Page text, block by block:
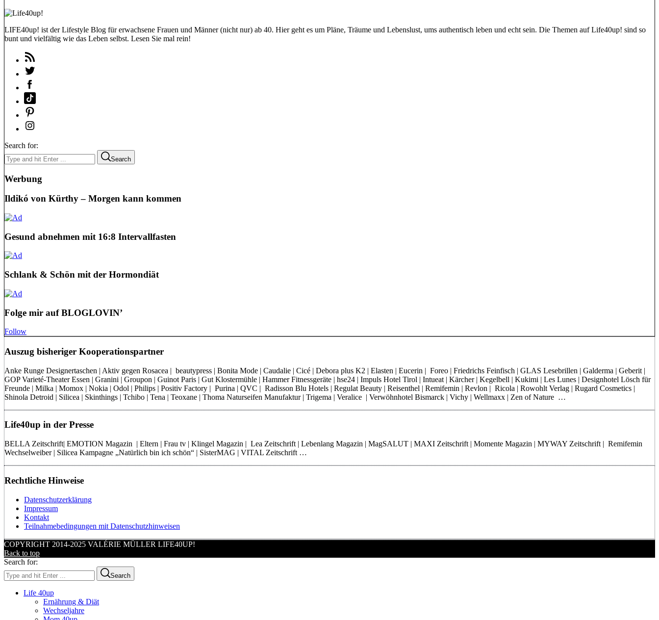
LIFE40up! ist der Lifestyle Blog für erwachsene Frauen und Männer (nicht nur) ab 40. Hier geht es um Pläne, Träume und Lebenslust, ums authentisch leben und echt sein. Die Themen auf Life40up! sind so
bunt und vielfältig wie das Leben selbst. Lesen Sie mal rein!
Search for:
Search
Werbung
Ildikó von Kürthy – Morgen kann kommen
Gesund abnehmen mit 16:8 Intervallfasten
Schlank & Schön mit der Hormondiät
Folge mir auf BLOGLOVIN’
Follow
Auszug bisheriger Kooperationspartner
Anke Runge Designertaschen | Aktiv gegen Rosacea | beautypress | Bonita Mode | Caudalie | Cicé | Debora plus K2 | Elasten | Eucerin | Foreo | Friedrichs Feinfisch | GLAS Lesebrillen | Galderma | Geberit |
GOP Varieté-Theater Essen | Granini | Groupon | Guinot Paris | Gut Klostermühle | Hammer Fitnessgeräte | hse24 | Impuls Hotel Tirol | Intueat | Kärcher | Kegelbell | Kukimi | Les Lunes | Designhotel Lösch für
Freunde | Milka | Momox | Nokia | Odol | Philips | Positiv Factory | Purina | QVC | Radisson Blu Hotels | Regulat Beauty | Reisenthel | Remifemin | Revlon | Ricola | Rowohlt Verlag | Rugard Cosmetics |
Shinola Detroid | Silicea | Skinthings | Tchibo | Tena | Teoxane | Thoma Naturseifen Manufaktur | Trigema | Veralice | Verwöhnhotel Bismarck | Vichy | Wellmaxx | Zen of Nature …
Life40up in der Presse
BELLA Zeitschrift| EMOTION Magazin | Eltern | Frau tv | Klingel Magazin | Lea Zeitschrift | Lebenlang Magazin | MagSALUT | MAXI Zeitschrift | Momente Magazin | MYWAY Zeitschrift | Remifemin
Wechselweiber | Silicea Kampagne „Natürlich bin ich schön“ | SisterMAG | VITAL Zeitschrift …
Rechtliche Hinweise
Datenschutzerklärung
Impressum
Kontakt
Teilnahmebedingungen mit Datenschutzhinweisen
COPYRIGHT 2014-2025 VALÉRIE MÜLLER LIFE40UP!
Back to top
Search for:
Search
Life 40up
Ernährung & Diät
Wechseljahre